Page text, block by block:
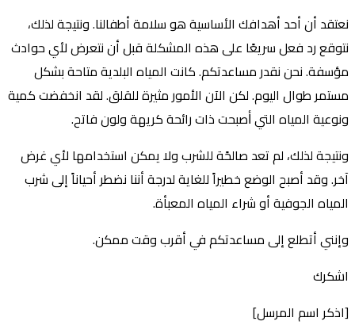
نعتقد أن أحد أهدافك الأساسية هو سلامة أطفالنا. ونتيجة لذلك،
نتوقع رد فعل سريعًا على هذه المشكلة قبل أن نتعرض لأي حوادث
مؤسفة. نحن نقدر مساعدتكم. كانت المياه البلدية متاحة بشكل
مستمر طوال اليوم. لكن الآن الأمور مثيرة للقلق. لقد انخفضت كمية
ونوعية المياه التي ﺃصبحت ذات رائحة كريهة ولون فاتح.
ونتيجة لذلك، لم تعد صالحًة للشرب ولا يمكن استخدامها لأي غرض
آخر. وقد أصبح الوضع خطيراً للغاية لدرجة أننا نضطر أحياناً إلى شرب
المياه الجوفية أو شراء المياه المعبأة.
وإنني أتطلع إلى مساعدتكم في أقرب وقت ممكن.
اشكرك
[اذكر اسم المرسل]